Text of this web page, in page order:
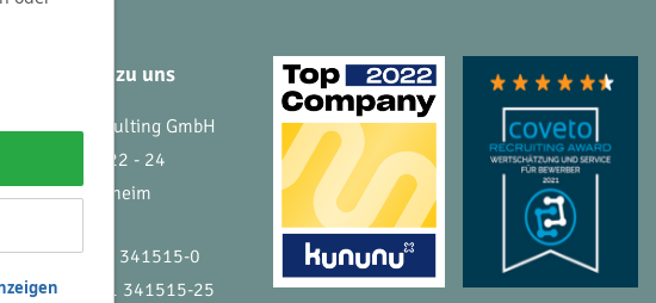
Ihr Kontakt zu uns
Victoria Consulting GmbH
Vogelstraße 22 - 24
91301 Forchheim
Tel+49 9191 341515-0
Fax +49 9191 341515-25